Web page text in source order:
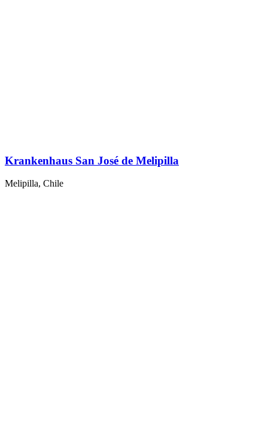
Krankenhaus San José de Melipilla
Melipilla, Chile